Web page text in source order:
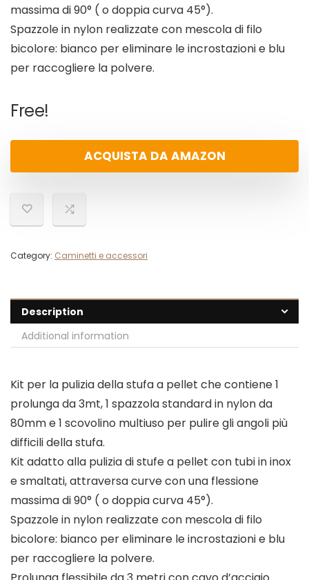
massima di 90° ( o doppia curva 45°).
Spazzole in nylon realizzate con mescola di filo
bicolore: bianco per eliminare le incrostazioni e blu
per raccogliere la polvere.
Free!
ACQUISTA DA AMAZON
Category: Caminetti e accessori
Description
Additional information
Kit per la pulizia della stufa a pellet che contiene 1
prolunga da 3mt, 1 spazzola standard in nylon da
80mm e 1 scovolino multiuso per pulire gli angoli più
difficili della stufa.
Kit adatto alla pulizia di stufe a pellet con tubi in inox
e smaltati, attraversa curve con una flessione
massima di 90° ( o doppia curva 45°).
Spazzole in nylon realizzate con mescola di filo
bicolore: bianco per eliminare le incrostazioni e blu
per raccogliere la polvere.